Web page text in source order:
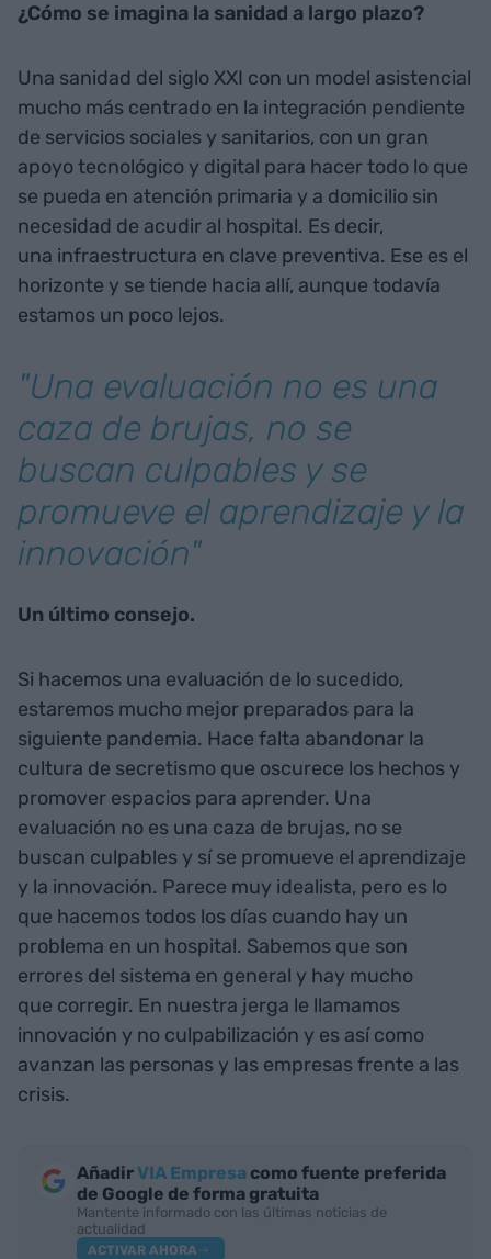
¿Cómo se imagina la sanidad a largo plazo?
Una sanidad del siglo XXI con un model asistencial
mucho más centrado en la integración pendiente
de servicios sociales y sanitarios, con un gran
apoyo tecnológico y digital para hacer todo lo que
se pueda en atención primaria y a domicilio sin
necesidad de acudir al hospital. Es decir,
una infraestructura en clave preventiva. Ese es el
horizonte y se tiende hacia allí, aunque todavía
estamos un poco lejos.
"Una evaluación no es una
caza de brujas, no se
buscan culpables y se
promueve el aprendizaje y la
innovación"
Un último consejo.
Si hacemos una evaluación de lo sucedido,
estaremos mucho mejor preparados para la
siguiente pandemia. Hace falta abandonar la
cultura de secretismo que oscurece los hechos y
promover espacios para aprender. Una
evaluación no es una caza de brujas, no se
buscan culpables y sí se promueve el aprendizaje
y la innovación. Parece muy idealista, pero es lo
que hacemos todos los días cuando hay un
problema en un hospital. Sabemos que son
errores del sistema en general y hay mucho
que corregir. En nuestra jerga le llamamos
innovación y no culpabilización y es así como
avanzan las personas y las empresas frente a las
crisis.
AñadirVIA Empresa como fuente preferida
de Google de forma gratuita
Mantente informado con las últimas noticias de
actualidad
ACTIVAR AHORA